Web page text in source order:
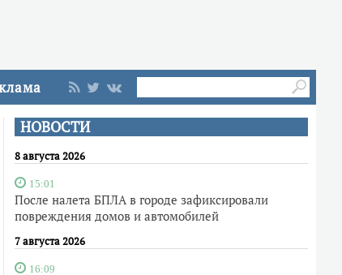
НОВОСТИ
8 августа 2026
15:01
После налета БПЛА в городе зафиксировали
повреждения домов и автомобилей
7 августа 2026
16:09